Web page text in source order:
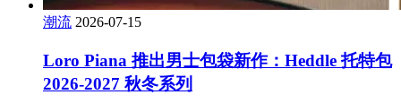
潮流 2026-07-15
Loro Piana 推出男士包袋新作：Heddle 托特包
2026-2027 秋冬系列